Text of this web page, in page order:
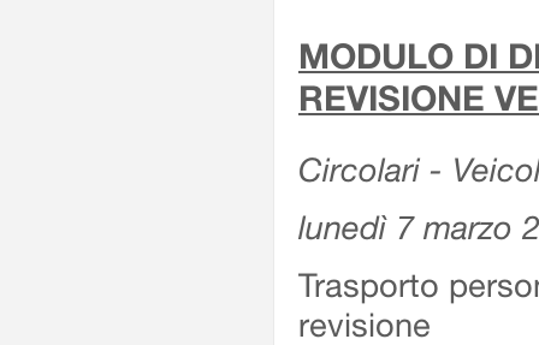
MODULO DI
REVISIONE
Circolari -
lunedì 7 marzo
Trasporto
revisione